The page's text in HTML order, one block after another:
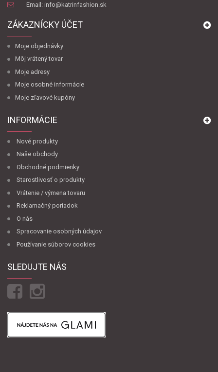
Email: info@katrinfashion.sk
ZÁKAZNÍCKY ÚČET
Moje objednávky
Môj vrátený tovar
Moje adresy
Moje osobné informácie
Moje zľavové kupóny
INFORMÁCIE
Nové produkty
Naše obchody
Obchodné podmienky
Starostlivosť o produkty
Vrátenie / výmena tovaru
Reklamačný poriadok
O nás
Spracovanie osobných údajov
Používanie súborov cookies
SLEDUJTE NÁS